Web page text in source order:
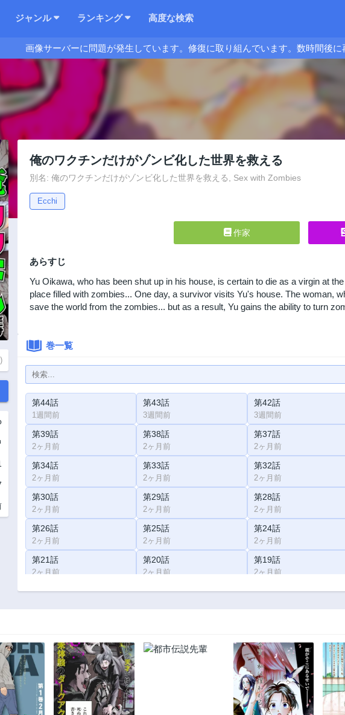
ジャンル ランキング 高度な検索
画像サーバーに問題が発生しています。修復に取り組んでいます。数時間後に
)
俺のワクチンだけがゾンビ化した世界を救える
別名: 俺のワクチンだけがゾンビ化した世界を救える, Sex with Zombies
Ecchi
作家
あらすじ
Yu Oikawa, who has been shut up in his house, is certain to die as a virgin at
place filled with zombies... One day, a survivor visits Yu's house. The woman,
save the world from the zombies... but as a result, Yu gains the ability to turn
巻一覧
第44話
1週間前
第43話
3週間前
第42話
3週間前
第39話
2ヶ月前
第38話
2ヶ月前
第37話
2ヶ月前
第34話
2ヶ月前
第33話
2ヶ月前
第32話
2ヶ月前
第30話
2ヶ月前
第29話
2ヶ月前
第28話
2ヶ月前
第26話
2ヶ月前
第25話
2ヶ月前
第24話
2ヶ月前
第21話
2ヶ月前
第20話
2ヶ月前
第19話
2ヶ月前
第16話 第15話 第14話
第6話
2ヶ月前
第5話 第4話
2ヶ月前
第1話
2ヶ月前